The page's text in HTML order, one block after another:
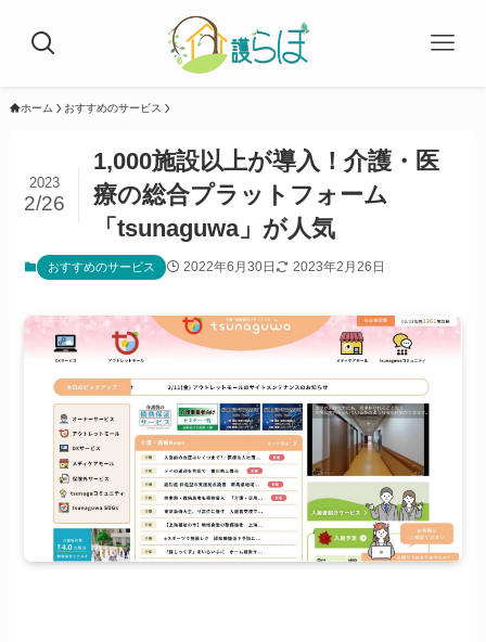
ホーム おすすめのサービス
1,000施設以上が導入！介護・医
療の総合プラットフォーム
「tsunaguwa」が人気
2023
2/26
おすすめのサービス 2022年6月30日 2023年2月26日